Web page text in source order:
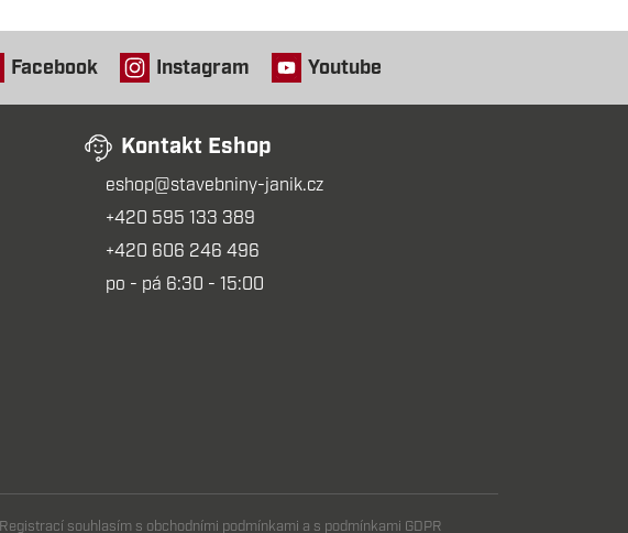
Facebook Instagram Youtube
Kontakt Eshop
eshop@stavebniny-janik.cz
+420 595 133 389
+420 606 246 496
po - pá 6:30 - 15:00
Registrací souhlasím s obchodními podmínkami a s podmínkami GDPR